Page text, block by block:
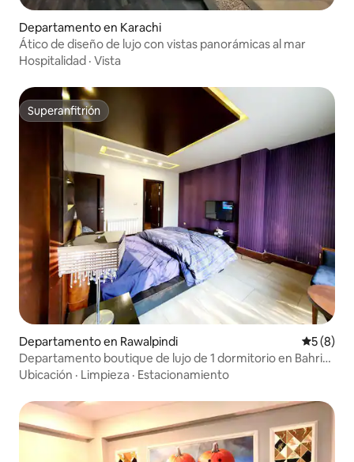
Departamento en Karachi
Ático de diseño de lujo con vistas panorámicas al mar
Hospitalidad · Vista
Superanfitrión
Superanfitrión
Departamento en Rawalpindi
5 (8)
Departamento boutique de lujo de 1 dormitorio en Bahria
Town
Ubicación · Limpieza · Estacionamiento